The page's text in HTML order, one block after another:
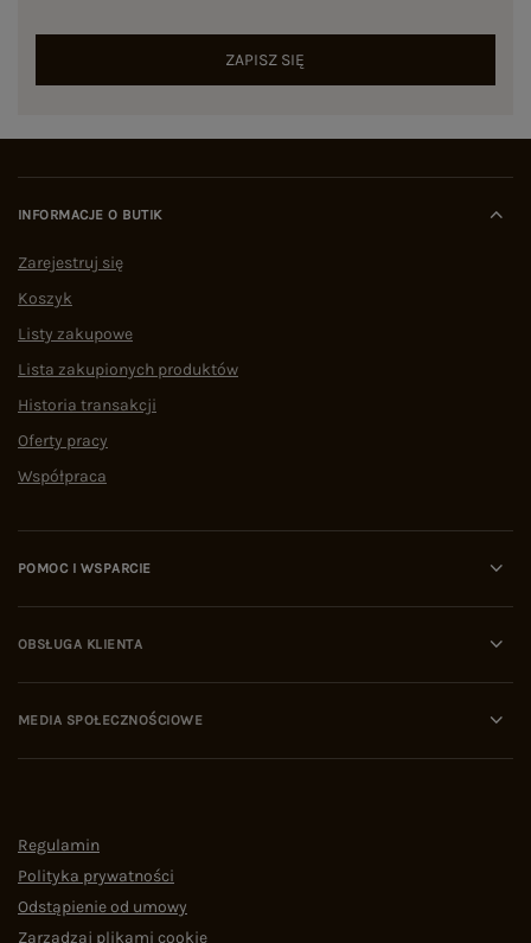
ZAPISZ SIĘ
INFORMACJE O BUTIK
Zarejestruj się
Koszyk
Listy zakupowe
Lista zakupionych produktów
Historia transakcji
Oferty pracy
Współpraca
POMOC I WSPARCIE
OBSŁUGA KLIENTA
MEDIA SPOŁECZNOŚCIOWE
Regulamin
Polityka prywatności
Odstąpienie od umowy
Zarządzaj plikami cookie